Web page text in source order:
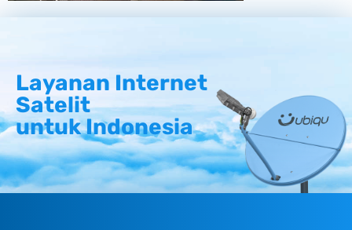
Layanan Internet
Satelit
untuk Indonesia